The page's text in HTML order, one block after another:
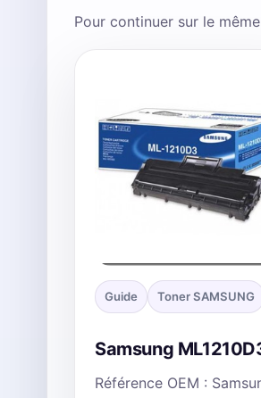
Pour continuer sur le
Guide Toner SAMSUNG
Samsung
Référence OEM :